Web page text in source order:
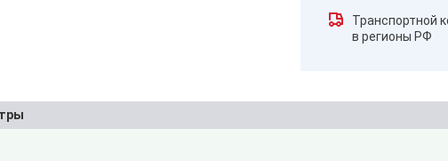
Транспортной
в регионы РФ